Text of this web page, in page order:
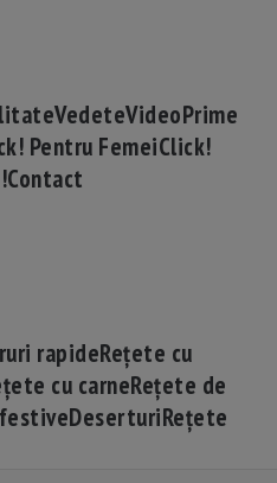
VedeteVideoPrime
Pentru FemeiClick!
Contact
rapideRețete cu
cu carneRețete de
DeserturiRețete